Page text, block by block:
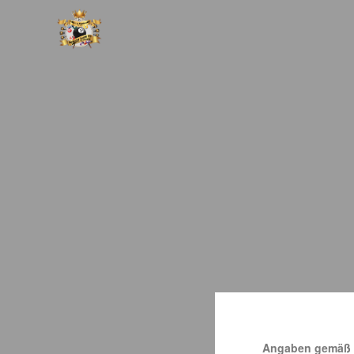
Angaben gemäß